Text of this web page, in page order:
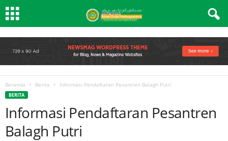
Beranda Berita Informasi Pendaftaran Pesantren Balagh Putri
BERITA
Informasi Pendaftaran Pesantren
Balagh Putri